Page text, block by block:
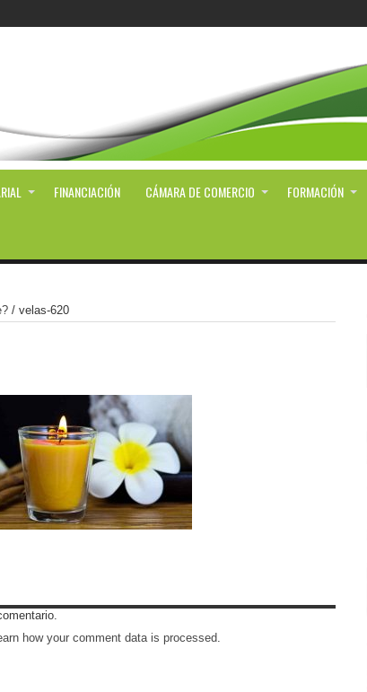
FINANCIACIÓN CÁMARA DE COMERCIO FORMACIÓN
/ velas-620
how your comment data is processed.